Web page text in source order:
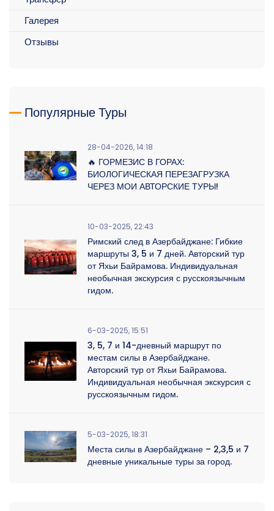
Галерея
Отзывы
Популярные Туры
28-04-2026, 14:18
🔥 ГОРМЕЗИС В ГОРАХ:
БИОЛОГИЧЕСКАЯ ПЕРЕЗАГРУЗКА
ЧЕРЕЗ МОИ АВТОРСКИЕ ТУРЫ!
10-03-2025, 22:43
Римский след в Азербайджане: Гибкие
маршруты 3, 5 и 7 дней. Авторский тур
от Яхьи Байрамова. Индивидуальная
необычная экскурсия с русскоязычным
гидом.
6-03-2025, 15:51
3, 5, 7 и 14-дневный маршрут по
местам силы в Азербайджане.
Авторский тур от Яхьи Байрамова.
Индивидуальная необычная экскурсия с
русскоязычным гидом.
5-03-2025, 18:31
Места силы в Азербайджане – 2,3,5 и 7
дневные уникальные туры за город.